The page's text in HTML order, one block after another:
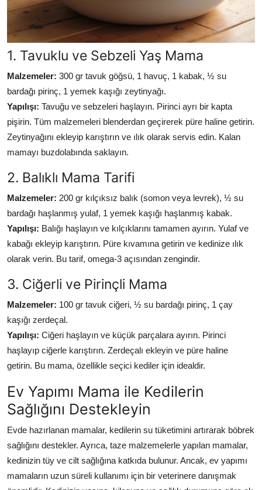
1. Tavuklu ve Sebzeli Yaş Mama
Malzemeler: 300 gr tavuk göğsü, 1 havuç, 1 kabak, ½ su
bardağı pirinç, 1 yemek kaşığı zeytinyağı.
Yapılışı: Tavuğu ve sebzeleri haşlayın. Pirinci ayrı bir kapta
pişirin. Tüm malzemeleri blenderdan geçirerek püre haline getirin.
Zeytinyağını ekleyip karıştırın ve ılık olarak servis edin. Kalan
mamayı buzdolabında saklayın.
2. Balıklı Mama Tarifi
Malzemeler: 200 gr kılçıksız balık (somon veya levrek), ½ su
bardağı haşlanmış yulaf, 1 yemek kaşığı haşlanmış kabak.
Yapılışı: Balığı haşlayın ve kılçıklarını tamamen ayırın. Yulaf ve
kabağı ekleyip karıştırın. Püre kıvamına getirin ve kedinize ılık
olarak verin. Bu tarif, omega-3 açısından zengindir.
3. Ciğerli ve Pirinçli Mama
Malzemeler: 100 gr tavuk ciğeri, ½ su bardağı pirinç, 1 çay
kaşığı zerdeçal.
Yapılışı: Ciğeri haşlayın ve küçük parçalara ayırın. Pirinci
haşlayıp ciğerle karıştırın. Zerdeçalı ekleyin ve püre haline
getirin. Bu mama, özellikle seçici kediler için idealdir.
Ev Yapımı Mama ile Kedilerin
Sağlığını Destekleyin
Evde hazırlanan mamalar, kedilerin su tüketimini artırarak böbrek
sağlığını destekler. Ayrıca, taze malzemelerle yapılan mamalar,
kedinizin tüy ve cilt sağlığına katkıda bulunur. Ancak, ev yapımı
mamaların uzun süreli kullanımı için bir veterinere danışmak